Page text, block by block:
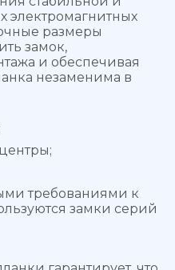
электромагнитных
размеры
замок,
и обеспечивая
незаменима в
требованиями к
замки серий